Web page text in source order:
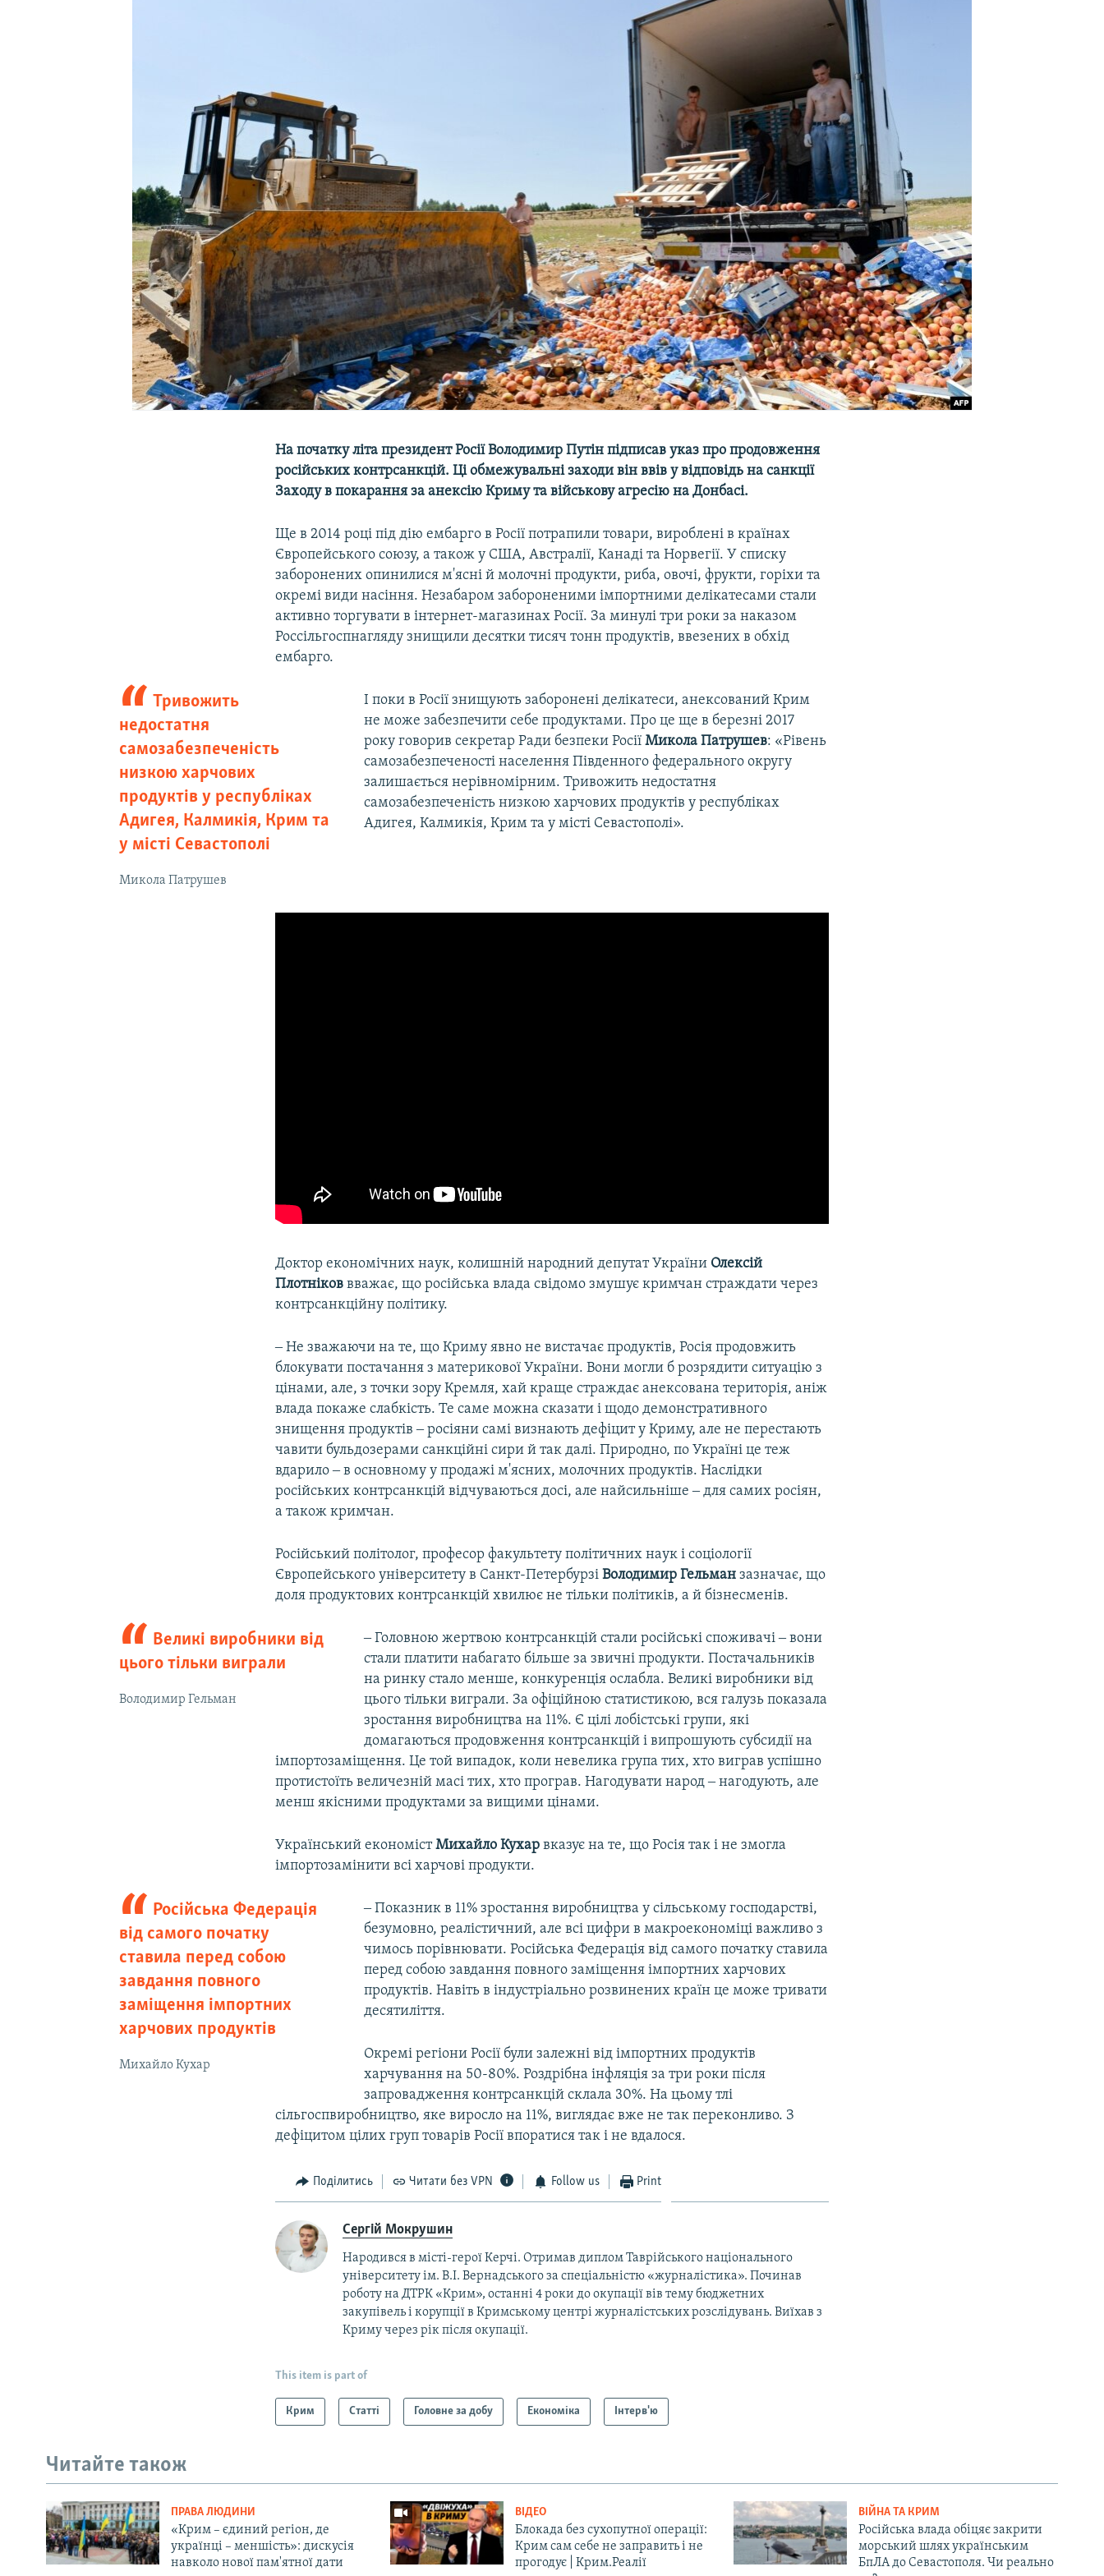
На початку літа президент Росії Володимир Путін підписав указ про продовження
російських контрсанкцій. Ці обмежувальні заходи він ввів у відповідь на санкції
Заходу в покарання за анексію Криму та військову агресію на Донбасі.
Ще в 2014 році під дію ембарго в Росії потрапили товари, вироблені в країнах
Європейського союзу, а також у США, Австралії, Канаді та Норвегії. У списку
заборонених опинилися м'ясні й молочні продукти, риба, овочі, фрукти, горіхи та
окремі види насіння. Незабаром забороненими імпортними делікатесами стали
активно торгувати в інтернет-магазинах Росії. За минулі три роки за наказом
Россільгоспнагляду знищили десятки тисяч тонн продуктів, ввезених в обхід
ембарго.
Тривожить
недостатня
самозабезпеченість
низкою харчових
продуктів у республіках
Адигея, Калмикія, Крим та
у місті Севастополі
Микола Патрушев
І поки в Росії знищують заборонені делікатеси, анексований Крим
не може забезпечити себе продуктами. Про це ще в березні 2017
року говорив секретар Ради безпеки Росії Микола Патрушев: «Рівень
самозабезпеченості населення Південного федерального округу
залишається нерівномірним. Тривожить недостатня
самозабезпеченість низкою харчових продуктів у республіках
Адигея, Калмикія, Крим та у місті Севастополі».
​Доктор економічних наук, колишній народний депутат України Олексій
Плотніков вважає, що російська влада свідомо змушує кримчан страждати через
контрсанкційну політику.
‒ Не зважаючи на те, що Криму явно не вистачає продуктів, Росія продовжить
блокувати постачання з материкової України. Вони могли б розрядити ситуацію з
цінами, але, з точки зору Кремля, хай краще страждає анексована територія, аніж
влада покаже слабкість. Те саме можна сказати і щодо демонстративного
знищення продуктів ‒ росіяни самі визнають дефіцит у Криму, але не перестають
чавити бульдозерами санкційні сири й так далі. Природно, по Україні це теж
вдарило ‒ в основному у продажі м'ясних, молочних продуктів. Наслідки
російських контрсанкцій відчуваються досі, але найсильніше ‒ для самих росіян,
а також кримчан.
Російський політолог, професор факультету політичних наук і соціології
Європейського університету в Санкт-ПетербурзіВолодимир Гельманзазначає, що
доля продуктових контрсанкцій хвилює не тільки політиків, а й бізнесменів.
Великі виробники від
цього тільки виграли
Володимир Гельман
‒ Головною жертвою контрсанкцій стали російські споживачі ‒ вони
стали платити набагато більше за звичні продукти. Постачальників
на ринку стало менше, конкуренція ослабла. Великі виробники від
цього тільки виграли. За офіційною статистикою, вся галузь показала
зростання виробництва на 11%. Є цілі лобістські групи, які
домагаються продовження контрсанкцій і випрошують субсидії на
імпортозаміщення. Це той випадок, коли невелика група тих, хто виграв успішно
протистоїть величезній масі тих, хто програв. Нагодувати народ ‒ нагодують, але
менш якісними продуктами за вищими цінами.
Український економістМихайло Кухар вказує на те, що Росія так і не змогла
імпортозамінити всі харчові продукти.
Російська Федерація
від самого початку
ставила перед собою
завдання повного
заміщення імпортних
харчових продуктів
Михайло Кухар
‒ Показник в 11% зростання виробництва у сільському господарстві,
безумовно, реалістичний, але всі цифри в макроекономіці важливо з
чимось порівнювати. Російська Федерація від самого початку ставила
перед собою завдання повного заміщення імпортних харчових
продуктів. Навіть в індустріально розвинених країн це може тривати
десятиліття.
Окремі регіони Росії були залежні від імпортних продуктів
харчування на 50-80%. Роздрібна інфляція за три роки після
запровадження контрсанкцій склала 30%. На цьому тлі
сільгоспвиробництво, яке виросло на 11%, виглядає вже не так переконливо. З
дефіцитом цілих груп товарів Росії впоратися так і не вдалося.
Поділитись Читати без VPN Follow us Print
Сергій Мокрушин
Народився в місті-герої Керчі. Отримав диплом Таврійського національного
університету ім. В.І. Вернадського за спеціальністю «журналістика». Починав
роботу на ДТРК «Крим», останні 4 роки до окупації вів тему бюджетних
закупівель і корупції в Кримському центрі журналістських розслідувань. Виїхав з
Криму через рік після окупації.
This item is part of
Крим Статті Головне за добу Економіка Інтерв'ю
Читайте також
ПРАВА ЛЮДИНИ
«Крим – єдиний регіон, де
українці – меншість»: дискусія
навколо нової пам'ятної дати
ВІДЕО
Блокада без сухопутної операції:
Крим сам себе не заправить і не
прогодує | Крим.Реалії
ВІЙНА ТА КРИМ
Російська влада обіцяє закрити
морський шлях українським
БпЛА до Севастополя. Чи реально